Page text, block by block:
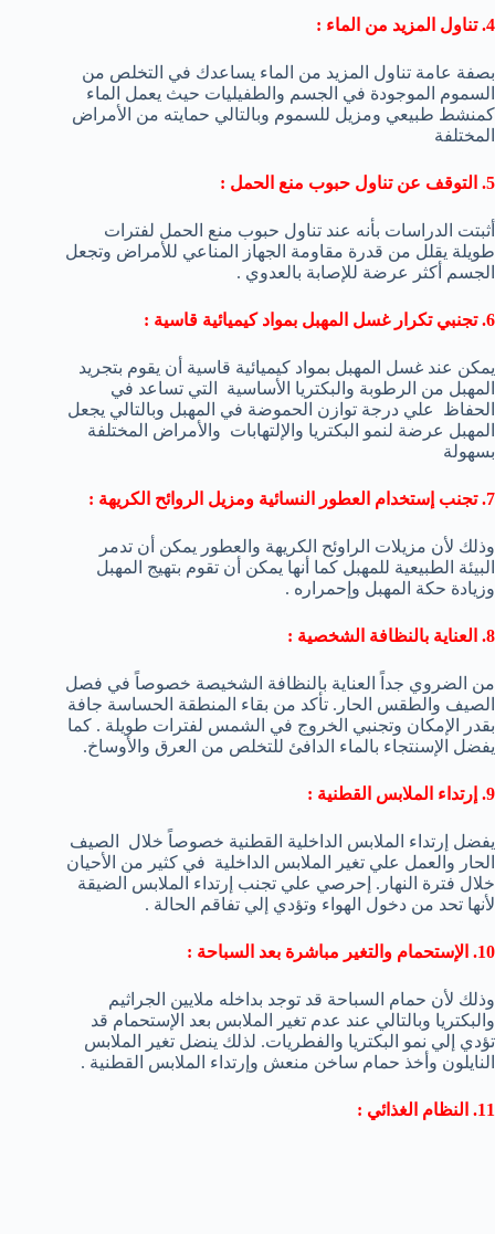
4. تناول المزيد من الماء :
بصفة عامة تناول المزيد من الماء يساعدك في التخلص من
السموم الموجودة في الجسم والطفيليات حيث يعمل الماء
كمنشط طبيعي ومزيل للسموم وبالتالي حمايته من الأمراض
المختلفة
5. التوقف عن تناول حبوب منع الحمل :
أثبتت الدراسات بأنه عند تناول حبوب منع الحمل لفترات
طويلة يقلل من قدرة مقاومة الجهاز المناعي للأمراض وتجعل
الجسم أكثر عرضة للإصابة بالعدوي .
6. تجنبي تكرار غسل المهبل بمواد كيميائية قاسية :
يمكن عند غسل المهبل بمواد كيميائية قاسية أن يقوم بتجريد
المهبل من الرطوبة والبكتريا الأساسية التي تساعد في
الحفاظ علي درجة توازن الحموضة في المهبل وبالتالي يجعل
المهبل عرضة لنمو البكتريا والإلتهابات والأمراض المختلفة
بسهولة
7. تجنب إستخدام العطور النسائية ومزيل الروائح الكريهة :
وذلك لأن مزيلات الراوئح الكريهة والعطور يمكن أن تدمر
البيئة الطبيعية للمهبل كما أنها يمكن أن تقوم بتهيج المهبل
وزيادة حكة المهبل وإحمراره .
8. العناية بالنظافة الشخصية :
من الضروي جداً العناية بالنظافة الشخيصة خصوصاً في فصل
الصيف والطقس الحار. تأكد من بقاء المنطقة الحساسة جافة
بقدر الإمكان وتجنبي الخروج في الشمس لفترات طويلة . كما
يفضل الإسنتجاء بالماء الدافئ للتخلص من العرق والأوساخ.
9. إرتداء الملابس القطنية :
يفضل إرتداء الملابس الداخلية القطنية خصوصاً خلال الصيف
الحار والعمل علي تغير الملابس الداخلية في كثير من الأحيان
خلال فترة النهار. إحرصي علي تجنب إرتداء الملابس الضيقة
لأنها تحد من دخول الهواء وتؤدي إلي تفاقم الحالة .
10. الإستحمام والتغير مباشرة بعد السباحة :
وذلك لأن حمام السباحة قد توجد بداخله ملايين الجراثيم
والبكتريا وبالتالي عند عدم تغير الملابس بعد الإستحمام قد
تؤدي إلي نمو البكتريا والفطريات. لذلك ينضل تغير الملابس
النايلون وأخذ حمام ساخن منعش وإرتداء الملابس القطنية .
11. النظام الغذائي :